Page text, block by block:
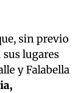
sin previo
lugares
y Falabella